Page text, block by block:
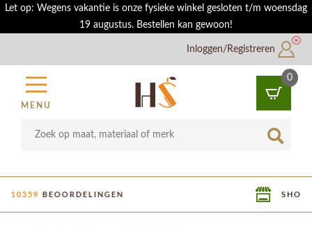
Let op: Wegens vakantie is onze fysieke winkel gesloten t/m woensdag
19 augustus. Bestellen kan gewoon!
Inloggen/Registreren
MENU
0
SHOWROOM IN UTRECHT